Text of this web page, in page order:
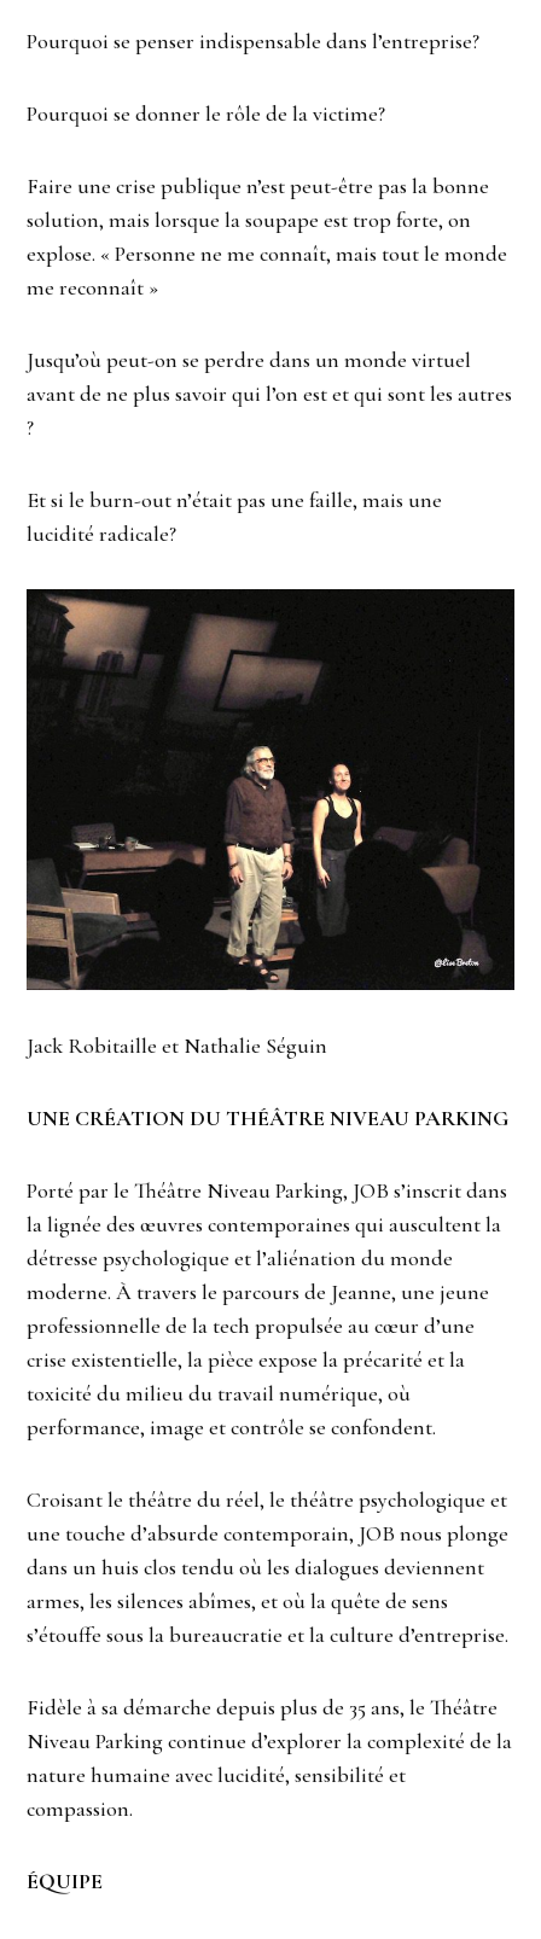
Pourquoi se penser indispensable dans l’entreprise?
Pourquoi se donner le rôle de la victime?
Faire une crise publique n’est peut-être pas la bonne
solution, mais lorsque la soupape est trop forte, on
explose. « Personne ne me connaît, mais tout le monde
me reconnaît »
Jusqu’où peut-on se perdre dans un monde virtuel
avant de ne plus savoir qui l’on est et qui sont les autres
?
Et si le burn-out n’était pas une faille, mais une
lucidité radicale?
Jack Robitaille et Nathalie Séguin
UNE CRÉATION DU THÉÂTRE NIVEAU PARKING
Porté par le Théâtre Niveau Parking, JOB s’inscrit dans
la lignée des œuvres contemporaines qui auscultent la
détresse psychologique et l’aliénation du monde
moderne. À travers le parcours de Jeanne, une jeune
professionnelle de la tech propulsée au cœur d’une
crise existentielle, la pièce expose la précarité et la
toxicité du milieu du travail numérique, où
performance, image et contrôle se confondent.
Croisant le théâtre du réel, le théâtre psychologique et
une touche d’absurde contemporain, JOB nous plonge
dans un huis clos tendu où les dialogues deviennent
armes, les silences abîmes, et où la quête de sens
s’étouffe sous la bureaucratie et la culture d’entreprise.
Fidèle à sa démarche depuis plus de 35 ans, le Théâtre
Niveau Parking continue d’explorer la complexité de la
nature humaine avec lucidité, sensibilité et
compassion.
ÉQUIPE